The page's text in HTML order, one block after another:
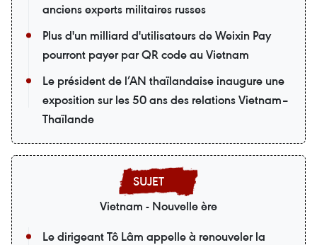
anciens experts militaires russes
Plus d'un milliard d'utilisateurs de Weixin Pay
pourront payer par QR code au Vietnam
Le président de l’AN thaïlandaise inaugure une
exposition sur les 50 ans des relations Vietnam–
Thaïlande
Vietnam - Nouvelle ère
Le dirigeant Tô Lâm appelle à renouveler la